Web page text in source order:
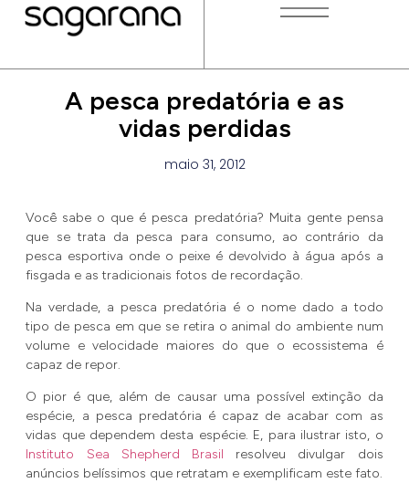
A pesca predatória e as
vidas perdidas
maio 31, 2012
Você sabe o que é pesca predatória? Muita gente pensa
que se trata da pesca para consumo, ao contrário da
pesca esportiva onde o peixe é devolvido à água após a
fisgada e as tradicionais fotos de recordação.
Na verdade, a pesca predatória é o nome dado a todo
tipo de pesca em que se retira o animal do ambiente num
volume e velocidade maiores do que o ecossistema é
capaz de repor.
O pior é que, além de causar uma possível extinção da
espécie, a pesca predatória é capaz de acabar com as
vidas que dependem desta espécie. E, para ilustrar isto, o
Instituto Sea Shepherd Brasil resolveu divulgar dois
anúncios belíssimos que retratam e exemplificam este fato.